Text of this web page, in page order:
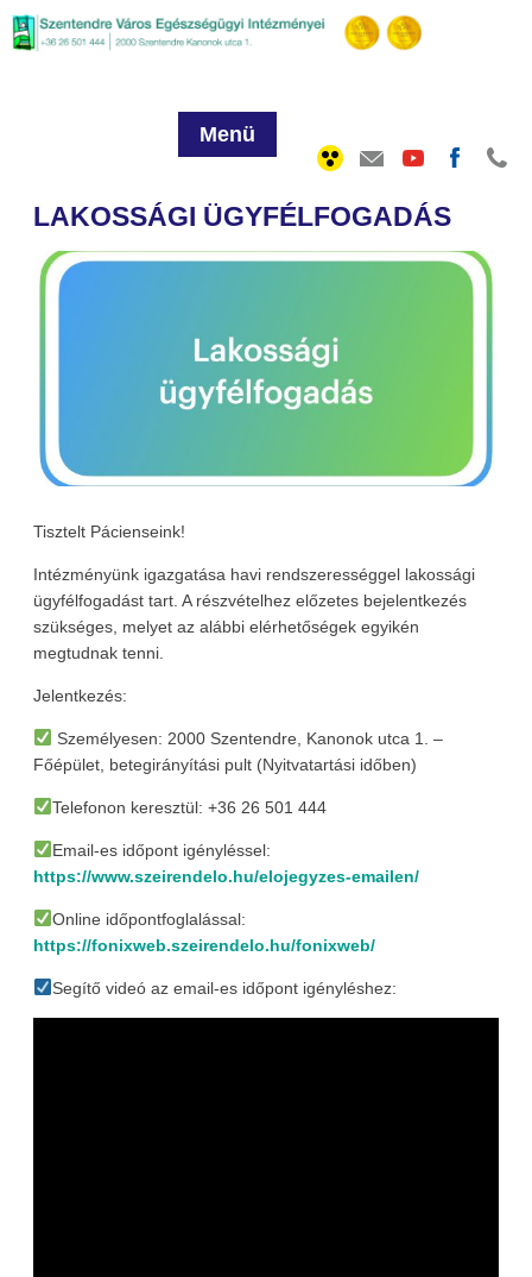
Menü
LAKOSSÁGI ÜGYFÉLFOGADÁS
Tisztelt Pácienseink!
Intézményünk igazgatása havi rendszerességgel lakossági
ügyfélfogadást tart. A részvételhez előzetes bejelentkezés
szükséges, melyet az alábbi elérhetőségek egyikén
megtudnak tenni.
Jelentkezés:
Személyesen: 2000 Szentendre, Kanonok utca 1. –
Főépület, betegirányítási pult (Nyitvatartási időben)
Telefonon keresztül: +36 26 501 444
Email-es időpont igényléssel:
https://www.szeirendelo.hu/elojegyzes-emailen/
Online időpontfoglalással:
https://fonixweb.szeirendelo.hu/fonixweb/
Segítő videó az email-es időpont igényléshez: